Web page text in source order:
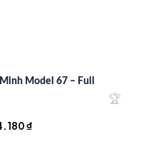
Model 67 – Full
₫
🏆